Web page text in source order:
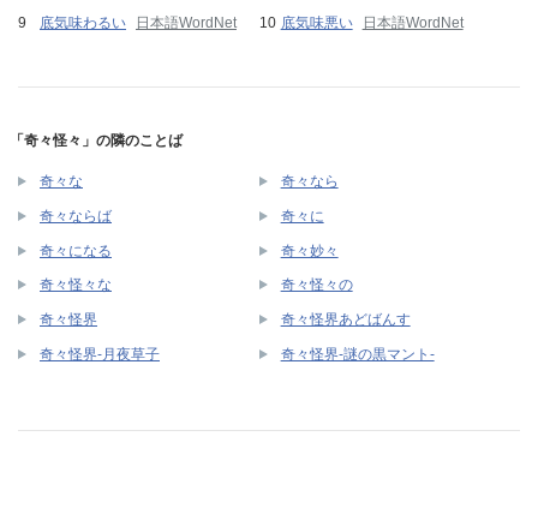
底気味わるい
日本語WordNet 底気味悪い 日本語WordNet
「奇々怪々」の隣のことば
奇々な 奇々なら
奇々ならば 奇々に
奇々になる 奇々妙々
奇々怪々な 奇々怪々の
奇々怪界 奇々怪界あどばんす
奇々怪界-月夜草子 奇々怪界-謎の黒マント-